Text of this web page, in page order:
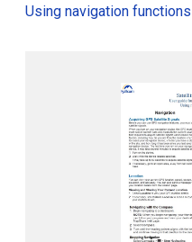
Using navigation functions